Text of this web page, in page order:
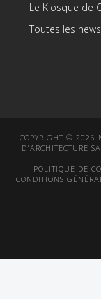
Le Kiosque de
Toutes les
COPYRIGHT © 2026
D'ARCHITECTURE
POLITIQUE DE
CONDITIONS